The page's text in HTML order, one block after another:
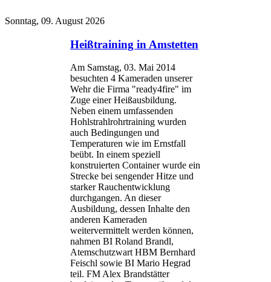
Sonntag, 09. August 2026
Heißtraining in Amstetten
Am Samstag, 03. Mai 2014
besuchten 4 Kameraden unserer
Wehr die Firma "ready4fire" im
Zuge einer Heißausbildung.
Neben einem umfassenden
Hohlstrahlrohrtraining wurden
auch Bedingungen und
Temperaturen wie im Ernstfall
beübt. In einem speziell
konstruierten Container wurde ein
Strecke bei sengender Hitze und
starker Rauchentwicklung
durchgangen. An dieser
Ausbildung, dessen Inhalte den
anderen Kameraden
weitervermittelt werden können,
nahmen BI Roland Brandl,
Atemschutzwart HBM Bernhard
Feischl sowie BI Mario Hegrad
teil. FM Alex Brandstätter